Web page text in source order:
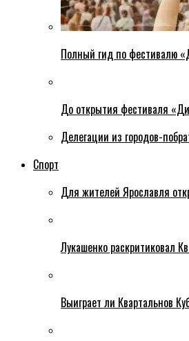
Полный гид по фестивалю
До открытия фестиваля
Делегации из городов-
Спорт
Для жителей Ярославля
Лукашенко раскритиковал
Выиграет ли Квартальнов